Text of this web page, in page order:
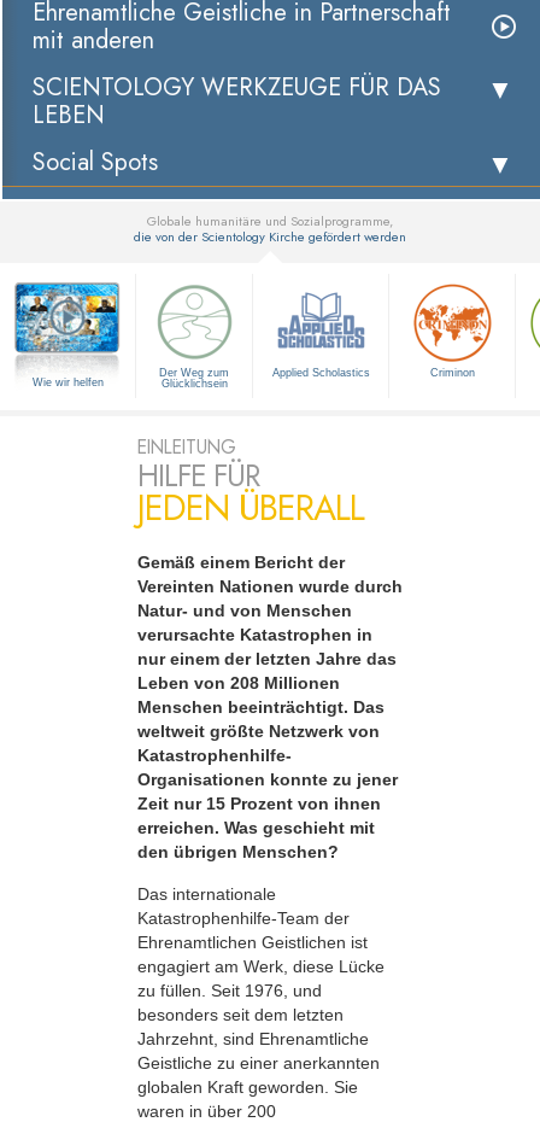
Ehrenamtliche Geistliche in Partnerschaft
mit anderen
SCIENTOLOGY WERKZEUGE FÜR DAS
LEBEN
Social Spots
Globale humanitäre und Sozialprogramme,
die von der Scientology Kirche gefördert werden
Wie wir helfen
Der Weg zum
Glücklichsein
Applied Scholastics Criminon
EINLEITUNG
HILFE FÜR
JEDEN ÜBERALL
Gemäß einem Bericht der
Vereinten Nationen wurde durch
Natur- und von Menschen
verursachte Katastrophen in
nur einem der letzten Jahre das
Leben von 208 Millionen
Menschen beeinträchtigt. Das
weltweit größte Netzwerk von
Katastrophenhilfe-
Organisationen konnte zu jener
Zeit nur 15 Prozent von ihnen
erreichen. Was geschieht mit
den übrigen Menschen?
Das internationale
Katastrophenhilfe-Team der
Ehrenamtlichen Geistlichen ist
engagiert am Werk, diese Lücke
zu füllen. Seit 1976, und
besonders seit dem letzten
Jahrzehnt, sind Ehrenamtliche
Geistliche zu einer anerkannten
globalen Kraft geworden. Sie
waren in über 200